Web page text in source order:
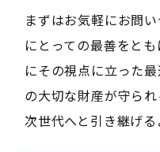
まずはお気軽にお問
にとっての最善をと
にその視点に立った
の大切な財産が守ら
次世代へと引き継げる